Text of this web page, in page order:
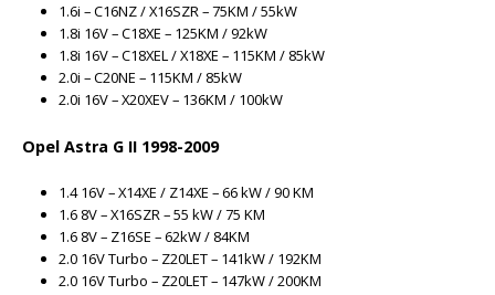
1.6i – C16NZ / X16SZR – 75KM / 55kW
1.8i 16V – C18XE – 125KM / 92kW
1.8i 16V – C18XEL / X18XE – 115KM / 85kW
2.0i – C20NE – 115KM / 85kW
2.0i 16V – X20XEV – 136KM / 100kW
Opel Astra G II 1998-2009
1.4 16V – X14XE / Z14XE – 66 kW / 90 KM
1.6 8V – X16SZR – 55 kW / 75 KM
1.6 8V – Z16SE – 62kW / 84KM
2.0 16V Turbo – Z20LET – 141kW / 192KM
2.0 16V Turbo – Z20LET – 147kW / 200KM